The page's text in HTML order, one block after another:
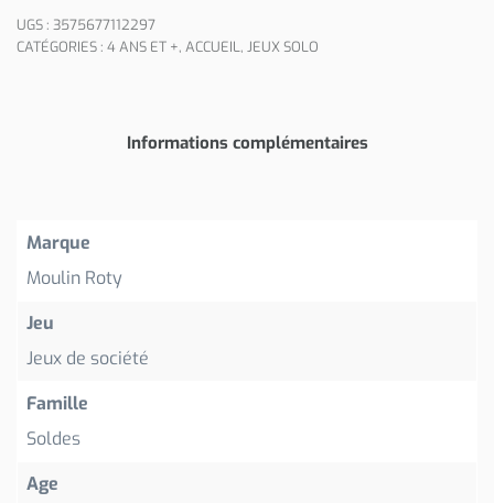
UGS : 3575677112297
CATÉGORIES : 4 ANS ET +, ACCUEIL, JEUX SOLO
Informations complémentaires
Marque
Moulin Roty
Jeu
Jeux de société
Famille
Soldes
Age